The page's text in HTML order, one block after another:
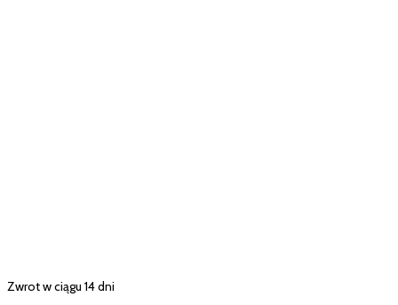
Zwrot w ciągu 14 dni